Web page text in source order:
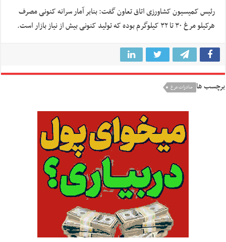
رئیس کمیسیون کشاورزی اتاق تعاون گفت: بنابر آمار سرانه کنونی مصرف
هرکیلو مرغ ۳۰ تا ۳۲ کیلوگرم بوده که تولید کنونی بیش از نیاز بازار است.
برچسب ها صادرات مرغ